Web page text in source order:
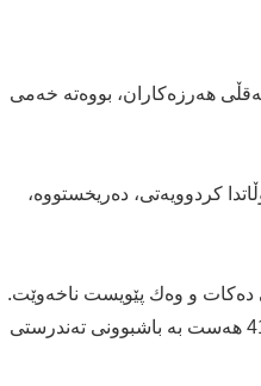
هه‌رزه‌كاران، بووه‌ته‌ خه‌می
لقی ئه‌وروپای رێكخراوی ته‌ندروستی جیهانی، له‌ توێژینه‌وه‌یه‌كدا، كه‌ له‌ ناو 45 وڵاتدا كردوویه‌تی، ده‌ریخستووه‌،
ده‌كات و وه‌ك پێویست ناخه‌وێت.
له‌وه‌شدا كوڕانیان له‌ كچان حاڵیان باشتره‌. كچه‌كان به‌ رێژه‌ی %33 و كوڕانیش به‌ رێژه‌ی %41 هه‌ست به‌ باشبوونی ته‌ندرستی